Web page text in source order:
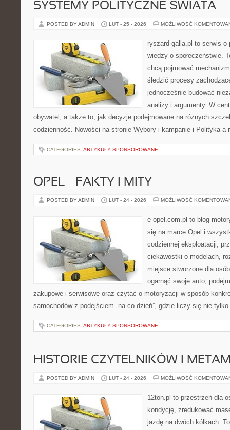
SYSTEMY POLITYCZNE ŚWIATA
POSTED BY ADMIN LUT - 25 - 2026 MOŻLIWOŚĆ
ryszard-galla.pl to serwis
wiedzy o społeczeństwie.
chcą pojmować
śledzić procesy
jednocześnie budować
analizy i argumenty. W
obywatel, a także to, jak decyzje podejmowane na różnych
codzienność. Nowości na stronie Wybory i kampanie i Polityka
CATEGORIES: ARTYKUŁY SPONSOROWANE
OPEL – FAKTY I MITY
POSTED BY ADMIN LUT - 24 - 2026 MOŻLIWOŚĆ
e-opel.com.pl to blog
się na marce Opel i
codziennej eksploatacji,
ciekawostki o modelach,
miejsce stworzone dla
ogarnąć swoje auto,
zakupowe i serwisowe oraz czytać o motoryzacji w sposób
samochodów z podejściem „na co dzień”, gdzie liczy się nie
CATEGORIES: ARTYKUŁY SPONSOROWANE
HISTORIE CZYTELNIKÓW I
POSTED BY ADMIN LUT - 24 - 2026 MOŻLIWOŚĆ
12ton.pl to przestrzeń dla
kondycję, zredukować
jazdę na dwóch kółkach.